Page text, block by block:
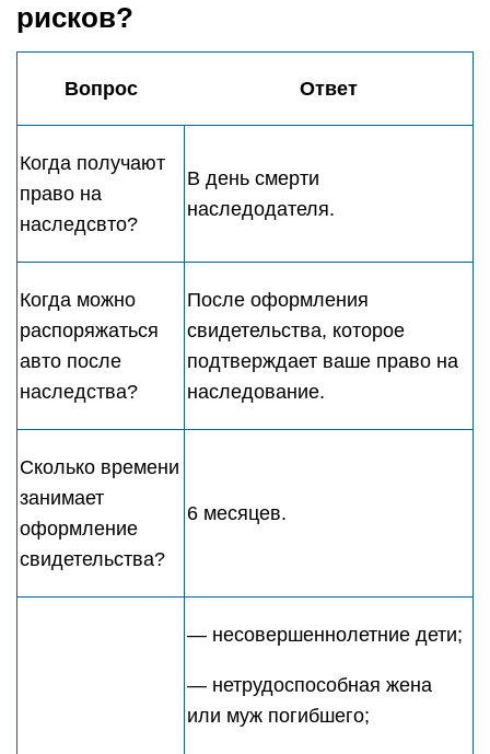
рисков?
Вопрос Ответ
Когда получают
право на
наследсвто?
В день смерти
наследодателя.
Когда можно
распоряжаться
авто после
наследства?
После оформления
свидетельства, которое
подтверждает ваше право на
наследование.
Сколько времени
занимает
оформление
свидетельства?
6 месяцев.
— несовершеннолетние дети;
— нетрудоспособная жена
или муж погибшего;